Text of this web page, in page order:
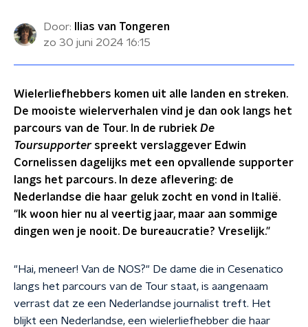
Door:
Ilias van Tongeren
zo 30 juni 2024 16:15
Wielerliefhebbers komen uit alle landen en streken.
De mooiste wielerverhalen vind je dan ook langs het
parcours van de Tour. In de rubriek De
Toursupporter spreekt verslaggever Edwin
Cornelissen dagelijks met een opvallende supporter
langs het parcours. In deze aflevering: de
Nederlandse die haar geluk zocht en vond in Italië.
"Ik woon hier nu al veertig jaar, maar aan sommige
dingen wen je nooit. De bureaucratie? Vreselijk."
"Hai, meneer! Van de NOS?" De dame die in Cesenatico
langs het parcours van de Tour staat, is aangenaam
verrast dat ze een Nederlandse journalist treft. Het
blijkt een Nederlandse, een wielerliefhebber die haar